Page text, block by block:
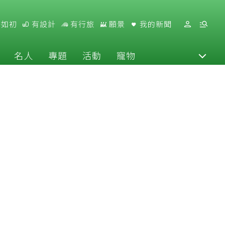
初 有設計 有行旅 願景 我的新聞
名人 專題 活動 寵物